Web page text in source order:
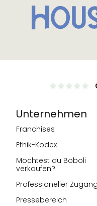
Unternehmen
Franchises
Ethik-Kodex
Möchtest du Boboli
verkaufen?
Professioneller Zugang
Pressebereich